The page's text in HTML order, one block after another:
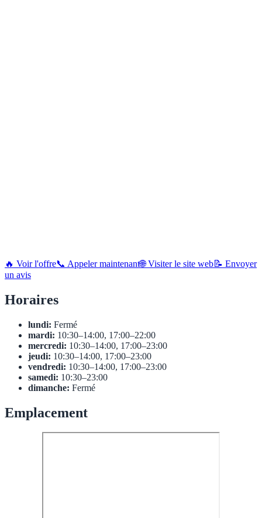
🔥 Voir l'offre📞 Appeler maintenant🌐 Visiter le site web📝 Envoyer
un avis
Horaires
lundi: Fermé
mardi: 10:30–14:00, 17:00–22:00
mercredi: 10:30–14:00, 17:00–23:00
jeudi: 10:30–14:00, 17:00–23:00
vendredi: 10:30–14:00, 17:00–23:00
samedi: 10:30–23:00
dimanche: Fermé
Emplacement